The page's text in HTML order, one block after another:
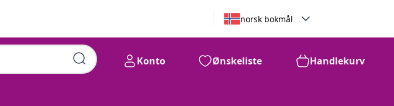
norsk bokmål
Konto Ønskeliste Handlekurv